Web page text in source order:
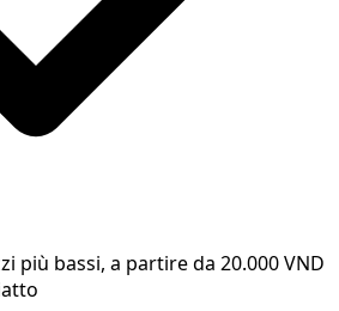
più bassi, a partire da 20.000 VND